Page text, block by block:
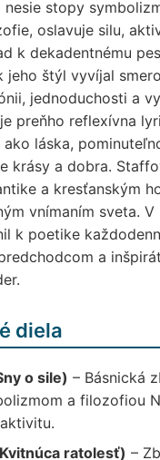
stopy
oslavuje silu,
k dekadentnému
jeho štýl vyvíjal
jednoduchosti a
preňho reflexívna
láska,
krásy a dobra.
a kresťanským
vnímaním sveta. V
k poetike
a
diela
o sile) – Básnická
a filozofiou
ratolesť) –